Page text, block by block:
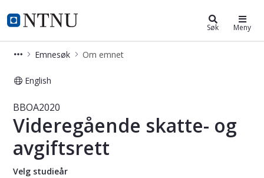
NTNU Hjemmeside
Studier Søk Meny
Emnesøk Om emnet
English
Emne - Videregående skatte- og
BBOA2020
Videregående skatte- og
avgiftsrett
Velg studieår